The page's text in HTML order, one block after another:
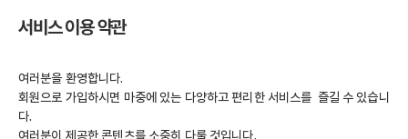
서비스 이용 약관
여러분을 환영합니다.
회원으로 가입하시면 마중에 있는 다양하고 편리한 서비스를  즐길 수 있습니
다.
여러분이 제공한 콘텐츠를 소중히 다룰 것입니다.